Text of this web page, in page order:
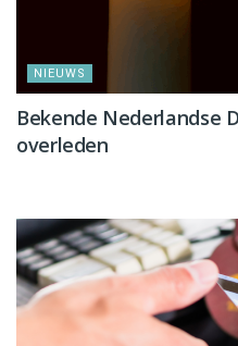
NIEUWS
Bekende Nederlandse
overleden